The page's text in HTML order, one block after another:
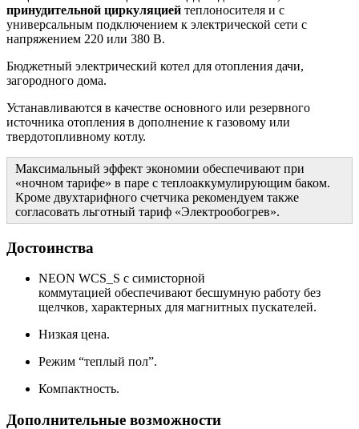
принудительной циркуляцией теплоносителя и с
универсальным подключением к электрической сети с
напряжением 220 или 380 В.
Бюджетный электрический котел для отопления дачи,
загородного дома.
Устанавливаются в качестве основного или резервного
источника отопления в дополнение к газовому или
твердотопливному котлу.
Максимальный эффект экономии обеспечивают при
«ночном тарифе» в паре с теплоаккумулирующим баком.
Кроме двухтарифного счетчика рекомендуем также
согласовать льготный тариф «Электрообогрев».
Достоинства
NEON WCS_S с симисторной
коммутацией обеспечивают бесшумную работу без
щелчков, характерных для магнитных пускателей.
Низкая цена.
Режим “теплый пол”.
Компактность.
Дополнительные возможности